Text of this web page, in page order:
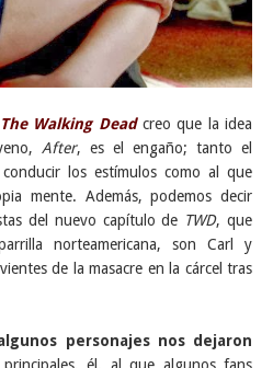
The Walking Deadcreo que la idea
After, es el engaño; tanto el
los estímulos como al que
mente. Además, podemos decir
del nuevo capítulo de TWD, que
norteamericana, son Carl y
de la masacre en la cárcel tras
personajes nos dejaron
él, al que algunos fans